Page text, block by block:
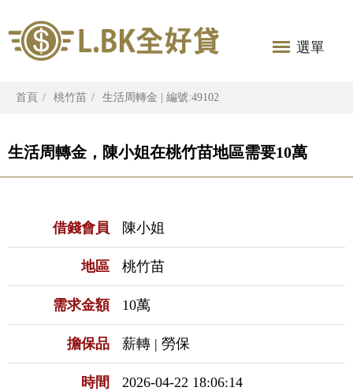
選單
首頁 桃竹苗 生活周轉金 | 編號:49102
生活周轉金，陳小姐在桃竹苗地區需要10萬
借錢會員 陳小姐
地區 桃竹苗
需求金額 10萬
擔保品 薪轉 | 勞保
時間 2026-04-22 18:06:14